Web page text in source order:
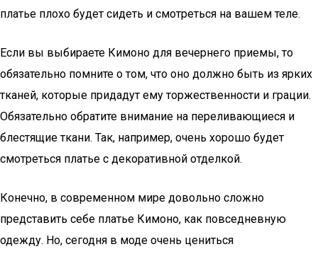
платье плохо будет сидеть и смотреться на вашем теле.
Если вы выбираете Кимоно для вечернего приемы, то
обязательно помните о том, что оно должно быть из ярких
тканей, которые придадут ему торжественности и грации.
Обязательно обратите внимание на переливающиеся и
блестящие ткани. Так, например, очень хорошо будет
смотреться платье с декоративной отделкой.
Конечно, в современном мире довольно сложно
представить себе платье Кимоно, как повседневную
одежду. Но, сегодня в моде очень цениться